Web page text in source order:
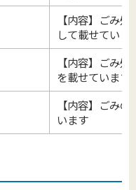
【内容】ごみ
して載せていま
【内容】ごみ
を載せています
【内容】ごみ
います